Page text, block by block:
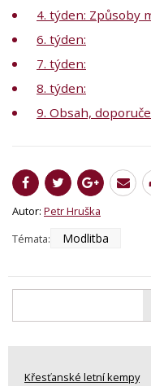
4. týden: Způsoby
6. týden:
7. týden:
8. týden:
9. Obsah,
Autor: Petr Hruška
Témata:
Modlitba
Křesťanské letní kempy